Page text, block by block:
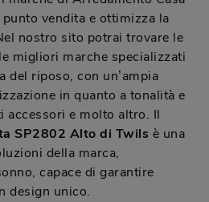
vendita e ottimizza la
nostro sito potrai trovare le
migliori marche specializzati
del riposo, con un’ampia
in quanto a tonalità e
accessori e molto altro. Il
SP2802 Alto di Twils è una
della marca,
capace di garantire
design unico.